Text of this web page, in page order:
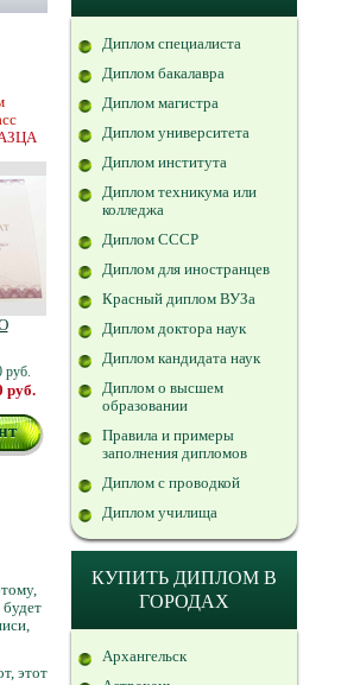
руб.
руб.
этот
Диплом специалиста
Диплом бакалавра
Диплом магистра
Диплом университета
Диплом института
Диплом техникума или
колледжа
Диплом СССР
Диплом для иностранцев
Красный диплом ВУЗа
Диплом доктора наук
Диплом кандидата наук
Диплом о высшем
образовании
Правила и примеры
заполнения дипломов
Диплом с проводкой
Диплом училища
КУПИТЬ ДИПЛОМ В
ГОРОДАХ
Архангельск